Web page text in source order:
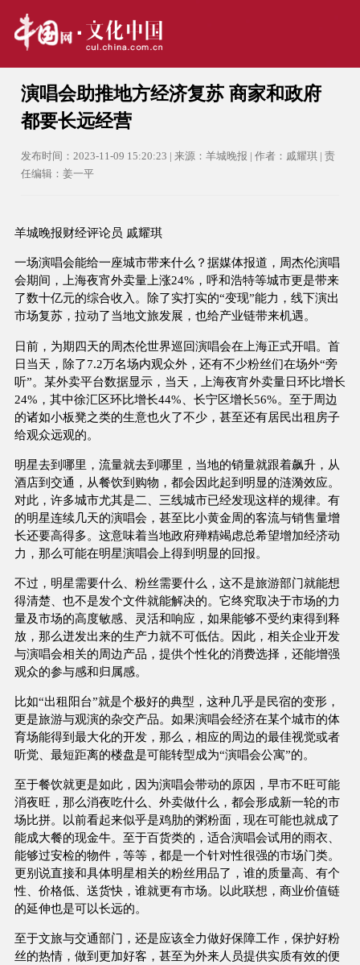
演唱会助推地方经济复苏 商家和政府
都要长远经营
发布时间：2023-11-09 15:20:23 | 来源：羊城晚报 | 作者：戚耀琪 | 责
任编辑：姜一平
羊城晚报财经评论员 戚耀琪
一场演唱会能给一座城市带来什么？据媒体报道，周杰伦演唱
会期间，上海夜宵外卖量上涨24%，呼和浩特等城市更是带来
了数十亿元的综合收入。除了实打实的“变现”能力，线下演出
市场复苏，拉动了当地文旅发展，也给产业链带来机遇。
日前，为期四天的周杰伦世界巡回演唱会在上海正式开唱。首
日当天，除了7.2万名场内观众外，还有不少粉丝们在场外“旁
听”。某外卖平台数据显示，当天，上海夜宵外卖量日环比增长
24%，其中徐汇区环比增长44%、长宁区增长56%。至于周边
的诸如小板凳之类的生意也火了不少，甚至还有居民出租房子
给观众远观的。
明星去到哪里，流量就去到哪里，当地的销量就跟着飙升，从
酒店到交通，从餐饮到购物，都会因此起到明显的涟漪效应。
对此，许多城市尤其是二、三线城市已经发现这样的规律。有
的明星连续几天的演唱会，甚至比小黄金周的客流与销售量增
长还要高得多。这意味着当地政府殚精竭虑总希望增加经济动
力，那么可能在明星演唱会上得到明显的回报。
不过，明星需要什么、粉丝需要什么，这不是旅游部门就能想
得清楚、也不是发个文件就能解决的。它终究取决于市场的力
量及市场的高度敏感、灵活和响应，如果能够不受约束得到释
放，那么迸发出来的生产力就不可低估。因此，相关企业开发
与演唱会相关的周边产品，提供个性化的消费选择，还能增强
观众的参与感和归属感。
比如“出租阳台”就是个极好的典型，这种几乎是民宿的变形，
更是旅游与观演的杂交产品。如果演唱会经济在某个城市的体
育场能得到最大化的开发，那么，相应的周边的最佳视觉或者
听觉、最短距离的楼盘是可能转型成为“演唱会公寓”的。
至于餐饮就更是如此，因为演唱会带动的原因，早市不旺可能
消夜旺，那么消夜吃什么、外卖做什么，都会形成新一轮的市
场比拼。以前看起来似乎是鸡肋的粥粉面，现在可能也就成了
能成大餐的现金牛。至于百货类的，适合演唱会试用的雨衣、
能够过安检的物件，等等，都是一个针对性很强的市场门类。
更别说直接和具体明星相关的粉丝用品了，谁的质量高、有个
性、价格低、送货快，谁就更有市场。以此联想，商业价值链
的延伸也是可以长远的。
至于文旅与交通部门，还是应该全力做好保障工作，保护好粉
丝的热情，做到更加好客，甚至为外来人员提供实质有效的便